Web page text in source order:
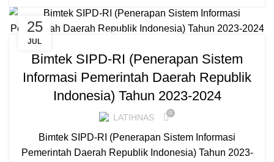
25
JUL
BIMTEK KEUANGAN
Bimtek SIPD-RI (Penerapan Sistem
Informasi Pemerintah Daerah Republik
Indonesia) Tahun 2023-2024
LATIHNAS 0
Bimtek SIPD-RI (Penerapan Sistem Informasi
Pemerintah Daerah Republik Indonesia) Tahun 2023-